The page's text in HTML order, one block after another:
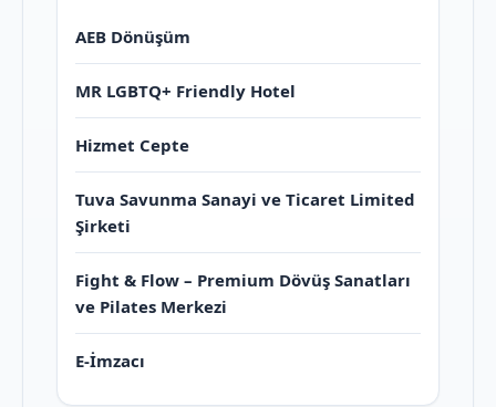
AEB Dönüşüm
MR LGBTQ+ Friendly Hotel
Hizmet Cepte
Tuva Savunma Sanayi ve Ticaret Limited
Şirketi
Fight & Flow – Premium Dövüş Sanatları
ve Pilates Merkezi
E-İmzacı